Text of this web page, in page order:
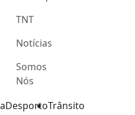
TNT
Notícias
Somos
Nós
DesportoTrânsito